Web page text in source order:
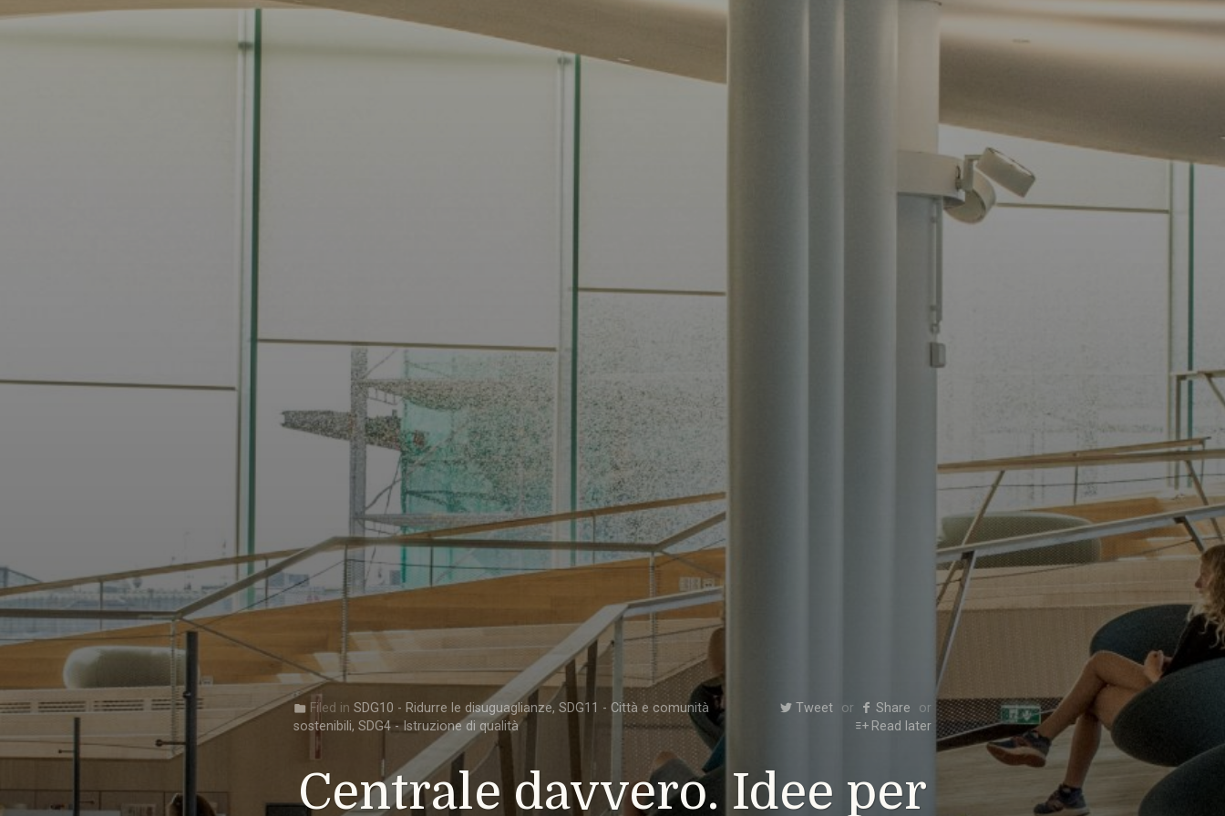
folder Filed in SDG10 - Ridurre le disuguaglianze, SDG11 - Città e comunità
sostenibili, SDG4 - Istruzione di qualità
Tweet
Share
Read later
Centrale davvero. Idee per